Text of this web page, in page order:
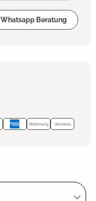
Whatsapp Beratung
Rechnung Vorkasse